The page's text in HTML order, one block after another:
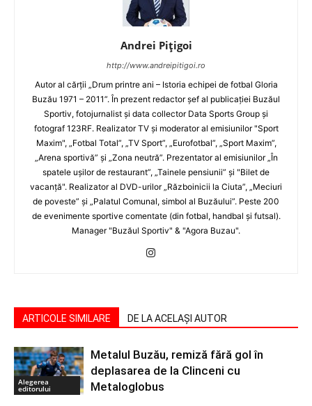
Andrei Pițigoi
http://www.andreipitigoi.ro
Autor al cărţii „Drum printre ani – Istoria echipei de fotbal Gloria
Buzău 1971 – 2011”. În prezent redactor şef al publicaţiei Buzăul
Sportiv, fotojurnalist şi data collector Data Sports Group şi
fotograf 123RF. Realizator TV şi moderator al emisiunilor "Sport
Maxim", „Fotbal Total”, „TV Sport”, „Eurofotbal”, „Sport Maxim”,
„Arena sportivă” şi „Zona neutră”. Prezentator al emisiunilor „În
spatele uşilor de restaurant”, „Tainele pensiunii” şi "Bilet de
vacanţă". Realizator al DVD-urilor „Războinicii la Ciuta”, „Meciuri
de poveste” şi „Palatul Comunal, simbol al Buzăului”. Peste 200
de evenimente sportive comentate (din fotbal, handbal şi futsal).
Manager "Buzăul Sportiv" & "Agora Buzau".
ARTICOLE SIMILARE DE LA ACELAȘI AUTOR
Alegerea
editorului
Metalul Buzău, remiză fără gol în
deplasarea de la Clinceni cu
Metaloglobus